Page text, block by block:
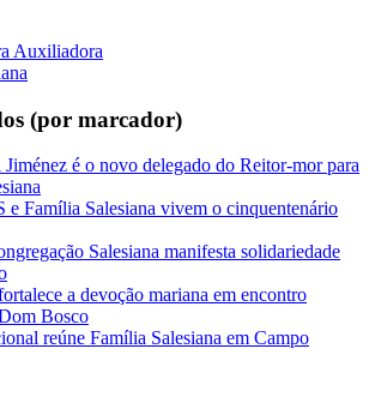
Auxiliadora
(por marcador)
é o novo delegado do Reitor-mor para
e Família Salesiana vivem o cinquentenário
Salesiana manifesta solidariedade
a devoção mariana em encontro
Bosco
reúne Família Salesiana em Campo